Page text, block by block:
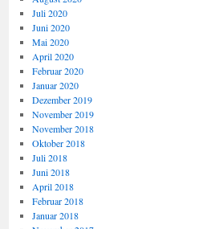
Juli 2020
Juni 2020
Mai 2020
April 2020
Februar 2020
Januar 2020
Dezember 2019
November 2019
November 2018
Oktober 2018
Juli 2018
Juni 2018
April 2018
Februar 2018
Januar 2018